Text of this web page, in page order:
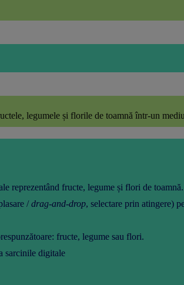
legumele și florile de toamnă într-un
reprezentând fructe, legume și flori de toamnă.
/drag-and-drop, selectare prin atingere)
fructe, legume sau flori.
sarcinile digitale